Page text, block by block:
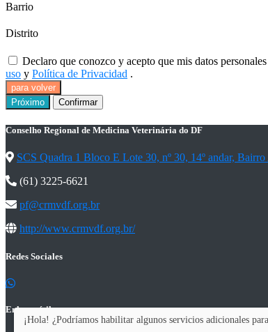
Barrio
Distrito
Declaro que conozco y acepto que mis datos
uso y Política de Privacidad .
para volver
Próximo
Confirmar
Conselho Regional de Medicina Veterinária do DF
SCS Quadra 1 Bloco E Lote 30, nº 30, 14º andar,
(61) 3225-6621
pf@crmvdf.org.br
http://www.crmvdf.org.br/
Redes Sociales
Enlaces útiles
¡Hola! ¿Podríamos habilitar algunos servicios adicionales para